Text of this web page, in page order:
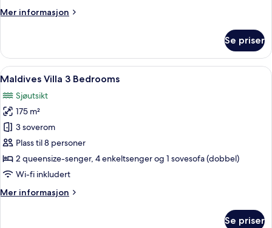
Bedrooms
Mer informasjon
Mer
Up
Villa
3
Se priser
Åpne
alle
bildene
av
Maldives
Villa
3
Bedrooms
Maldives Villa 3 Bedrooms | Utsikt fra
6
Maldives Villa 3 Bedrooms
Sjøutsikt
175 m²
3 soverom
Plass til 8 personer
2 queensize-senger, 4 enkeltsenger og 1 sovesofa (dobbel)
Wi-fi inkludert
Mer informasjon
Mer
Se priser